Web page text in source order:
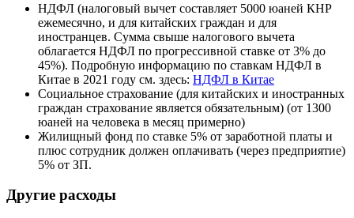
НДФЛ (налоговый вычет составляет 5000 юаней КНР
ежемесячно, и для китайских граждан и для
иностранцев. Сумма свыше налогового вычета
облагается НДФЛ по прогрессивной ставке от 3% до
45%). Подробную информацию по ставкам НДФЛ в
Китае в 2021 году см. здесь: НДФЛ в Китае
Социальное страхование (для китайских и иностранных
граждан страхование является обязательным) (от 1300
юаней на человека в месяц примерно)
Жилищный фонд по ставке 5% от заработной платы и
плюс сотрудник должен оплачивать (через предприятие)
5% от ЗП.
Другие расходы